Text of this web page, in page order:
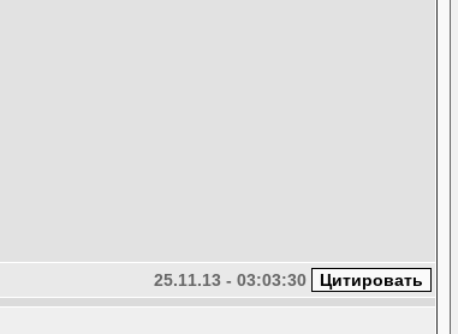
25.11.13 - 03:03:30